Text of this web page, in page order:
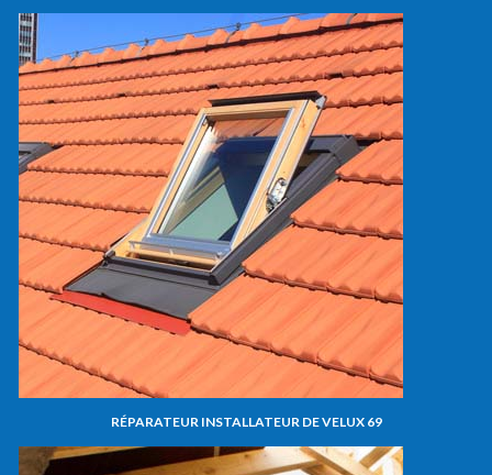
RÉPARATEUR INSTALLATEUR DE VELUX 69